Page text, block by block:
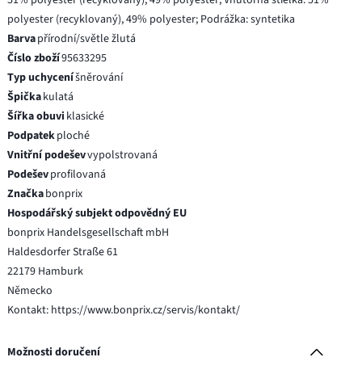
polyester (recyklovaný), 49% polyester; Podrážka: syntetika
Barvapřírodní/světle žlutá
Číslo zboží95633295
Typ uchyceníšněrování
Špičkakulatá
Šířka obuvi klasické
Podpatekploché
Vnitřní podeševvypolstrovaná
Podeševprofilovaná
Značkabonprix
Hospodářský subjekt odpovědný EU
bonprix Handelsgesellschaft mbH
Haldesdorfer Straße 61
22179 Hamburk
Německo
Kontakt: https://www.bonprix.cz/servis/kontakt/
Možnosti doručení